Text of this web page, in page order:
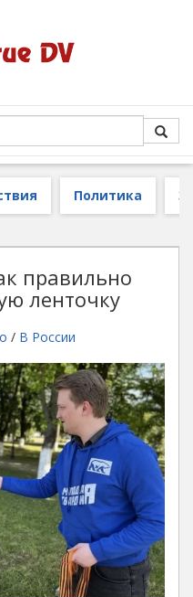
Политика
правильно
ленточку
/ В России